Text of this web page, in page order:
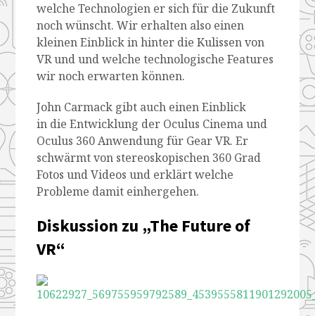
welche Technologien er sich für die Zukunft
noch wünscht. Wir erhalten also einen
kleinen Einblick in hinter die Kulissen von
VR und und welche technologische Features
wir noch erwarten können.
John Carmack gibt auch einen Einblick
in die Entwicklung der Oculus Cinema und
Oculus 360 Anwendung für Gear VR. Er
schwärmt von stereoskopischen 360 Grad
Fotos und Videos und erklärt welche
Probleme damit einhergehen.
Diskussion zu „The Future of
VR“